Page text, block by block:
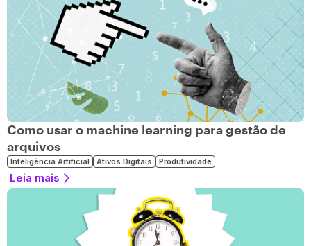
Como usar o machine learning para gestão de
arquivos
Inteligência Artificial Ativos Digitais Produtividade
Leia mais